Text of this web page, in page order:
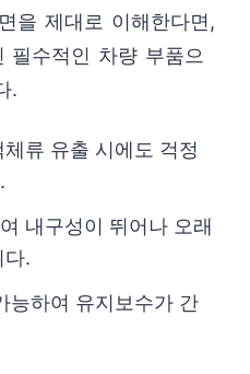
을 제대로 이해한다면,
필수적인 차량 부품으
.
류 유출 시에도 걱정
내구성이 뛰어나 오래
다.
능하여 유지보수가 간